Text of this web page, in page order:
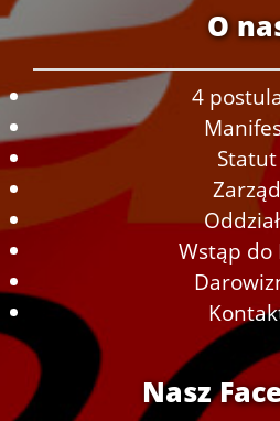
O
4
Statut
Zarząd
Wstąp do
Nasz